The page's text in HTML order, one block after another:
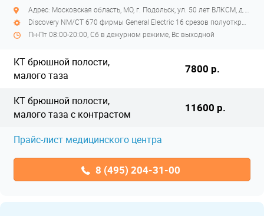
Пн-Пт 08:00-20:00, Сб в дежурном режиме, Вс выходной
КТ брюшной полости,
малого таза
7800 р.
КТ брюшной полости,
малого таза с контрастом
11600 р.
Прайс-лист медицинского центра
8 (495) 204-31-00